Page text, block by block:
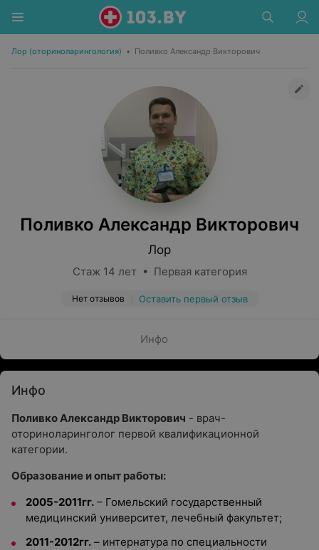
Лор (оториноларингология) • Поливко Александр Викторович
Поливко Александр Викторович
Лор
Стаж 14 лет • Первая категория
Нет отзывов Оставить первый отзыв
Инфо
Инфо
Поливко Александр Викторович - врач-
оториноларинголог первой квалификационной
категории.
Образование и опыт работы:
2005-2011гг. – Гомельский государственный
медицинский университет, лечебный факультет;
2011-2012гг. – интернатура по специальности